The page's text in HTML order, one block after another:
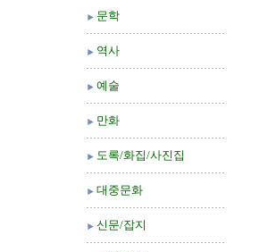
문학
역사
예술
만화
도록/화집/사진집
대중문화
신문/잡지